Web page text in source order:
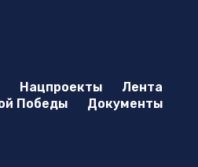
Нацпроекты
Лента
Победы
Документы